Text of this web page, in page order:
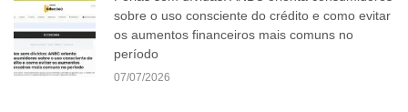
sobre o uso consciente do crédito e como evitar
os aumentos financeiros mais comuns no
período
07/07/2026